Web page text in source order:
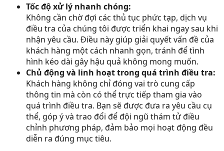
Tốc độ xử lý nhanh chóng:
Không cần chờ đợi các thủ tục phức tạp, dịch vụ
điều tra của chúng tôi được triển khai ngay sau khi
nhận yêu cầu. Điều này giúp giải quyết vấn đề của
khách hàng một cách nhanh gọn, tránh để tình
hình kéo dài gây hậu quả không mong muốn.
Chủ động và linh hoạt trong quá trình điều tra:
Khách hàng không chỉ đóng vai trò cung cấp
thông tin mà còn có thể trực tiếp tham gia vào
quá trình điều tra. Bạn sẽ được đưa ra yêu cầu cụ
thể, góp ý và trao đổi để đội ngũ thám tử điều
chỉnh phương pháp, đảm bảo mọi hoạt động đều
diễn ra đúng mục tiêu.